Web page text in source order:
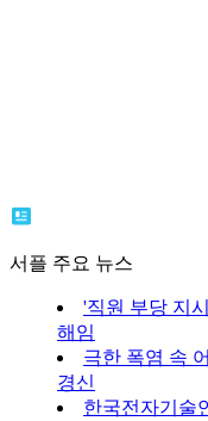
서플 주요 뉴스
'직원 부당 지
해임
극한 폭염 속
경신
한국전자기술